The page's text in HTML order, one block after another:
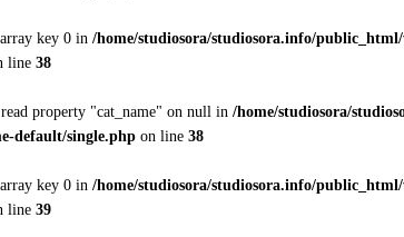
key 0 in /home/studiosora/studiosora.info/
line 38
property "cat_name" on null in /home/studiosora/
default/single.php on line 38
key 0 in /home/studiosora/studiosora.info/
line 39